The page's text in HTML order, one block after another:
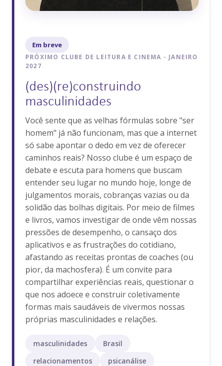
Em breve
PRÓXIMO CLUBE DE LEITURA E CINEMA - JANEIRO
2027
(des)(re)construindo
masculinidades
Você sente que as velhas fórmulas sobre "ser
homem" já não funcionam, mas que a internet
só sabe apontar o dedo em vez de oferecer
caminhos reais? Nosso clube é um espaço de
debate e escuta para homens que buscam
entender seu lugar no mundo hoje, longe de
julgamentos morais, cobranças vazias ou da
solidão das bolhas digitais. Por meio de filmes
e livros, vamos investigar de onde vêm nossas
pressões de desempenho, o cansaço dos
aplicativos e as frustrações do cotidiano,
afastando as receitas prontas de coaches (ou
pior, da machosfera). É um convite para
compartilhar experiências reais, questionar o
que nos adoece e construir coletivamente
formas mais saudáveis de vivermos nossas
próprias masculinidades e relações.
masculinidades
Brasil
relacionamentos
psicanálise